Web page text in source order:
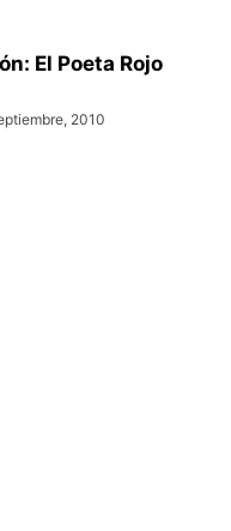
El Poeta Rojo
2010